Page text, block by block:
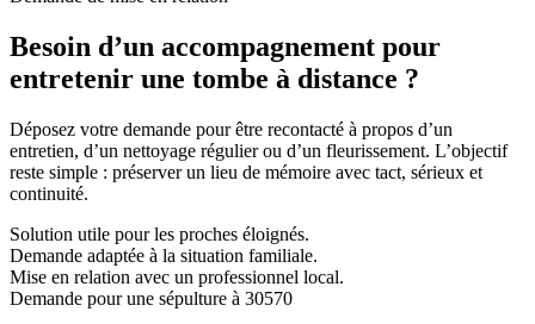
Besoin d’un accompagnement pour
entretenir une tombe à distance ?
Déposez votre demande pour être recontacté à propos d’un
entretien, d’un nettoyage régulier ou d’un fleurissement. L’objectif
reste simple : préserver un lieu de mémoire avec tact, sérieux et
continuité.
Solution utile pour les proches éloignés.
Demande adaptée à la situation familiale.
Mise en relation avec un professionnel local.
Demande pour une sépulture à 30570